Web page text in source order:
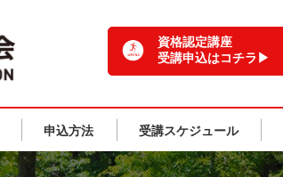
資格認定講座
受講申込はコチラ▶
申込方法 受講スケジュール